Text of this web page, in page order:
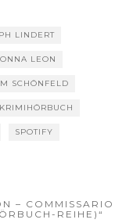
LINDERT
LEON
SCHÖNFELD
KRIMIHÖRBUCH
SPOTIFY
– COMMISSARIO
REIHE)“